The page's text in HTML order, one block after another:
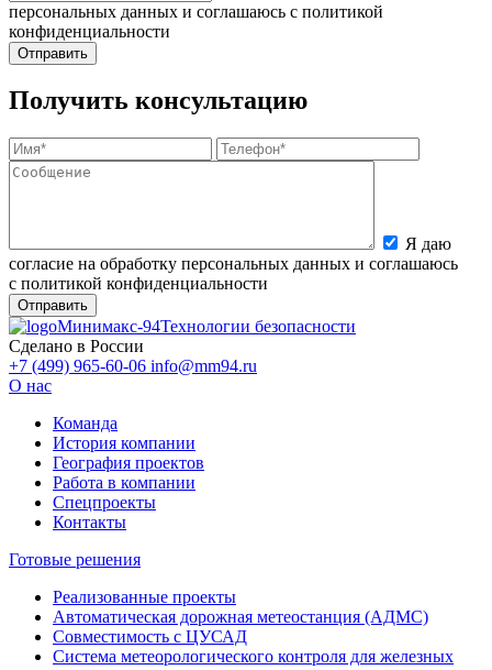
персональных данных и соглашаюсь с политикой
конфиденциальности
Получить консультацию
Я даю
согласие на обработку персональных данных и соглашаюсь
с политикой конфиденциальности
Минимакс-94Технологии безопасности
Сделано в России
+7 (499) 965-60-06 info@mm94.ru
О нас
Команда
История компании
География проектов
Работа в компании
Спецпроекты
Контакты
Готовые решения
Реализованные проекты
Автоматическая дорожная метеостанция (АДМС)
Совместимость с ЦУСАД
Система метеорологического контроля для железных